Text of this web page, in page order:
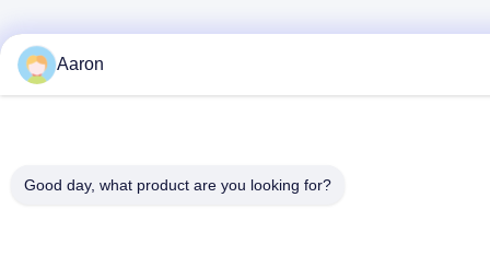
Aaron
Good day, what product are you looking for?